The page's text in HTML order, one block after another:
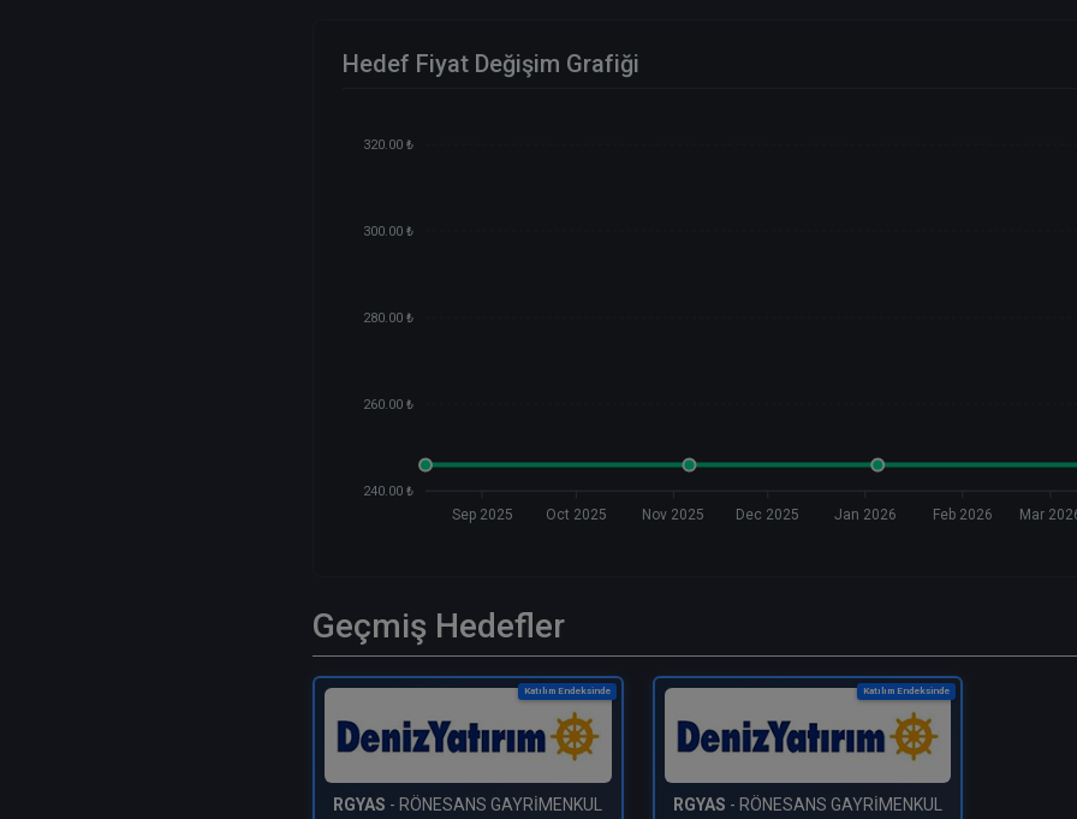
Hedef Fiyat Değişim Grafiği
320.00 ₺
300.00 ₺
280.00 ₺
260.00 ₺
240.00 ₺
Sep 2025 Oct 2025 Nov 2025 Dec 2025 Jan 2026 Feb 2026 Mar
Geçmiş Hedefler
Katılım Endeksinde
RGYAS - RÖNESANS GAYRİMENKUL
Katılım Endeksinde
RGYAS - RÖNESANS GAYRİMENKUL